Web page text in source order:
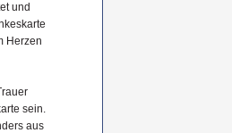
und
Herzen
sein.
aus